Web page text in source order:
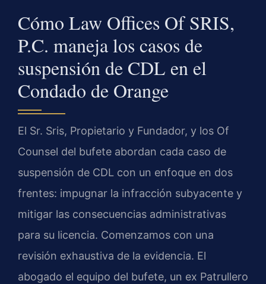
Cómo Law Offices Of SRIS,
P.C. maneja los casos de
suspensión de CDL en el
Condado de Orange
El Sr. Sris, Propietario y Fundador, y los Of
Counsel del bufete abordan cada caso de
suspensión de CDL con un enfoque en dos
frentes: impugnar la infracción subyacente y
mitigar las consecuencias administrativas
para su licencia. Comenzamos con una
revisión exhaustiva de la evidencia. El
abogado el equipo del bufete, un ex Patrullero